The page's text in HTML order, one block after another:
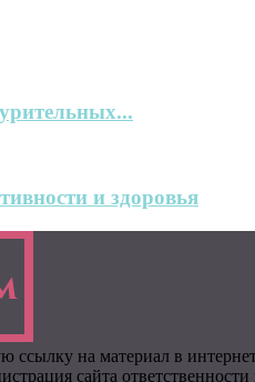
и здоровья
на материал в
сайта ответственности